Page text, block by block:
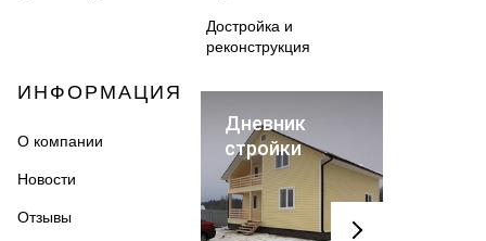
Достройка и
реконструкция
ИНФОРМАЦИЯ
О компании
Новости
Отзывы
Дневник
стройки